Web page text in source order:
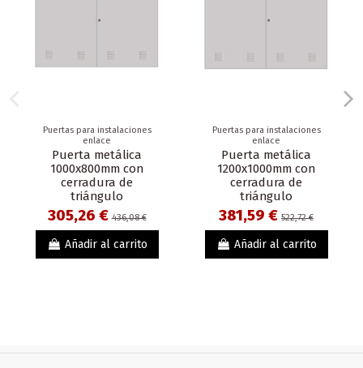
Puertas para instalaciones
enlace
Puerta metálica
1000x800mm con
cerradura de
triángulo
305,26 €436,08 €
Añadir al carrito
Puertas para instalaciones
enlace
Puerta metálica
1200x1000mm con
cerradura de
triángulo
381,59 € 522,72 €
Añadir al carrito